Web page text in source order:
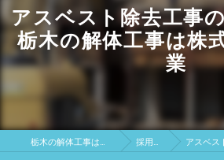
アスベスト除去工事
栃木の解体工事は株
業
採用ブログ アスベスト除去